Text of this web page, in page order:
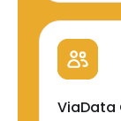
ViaData